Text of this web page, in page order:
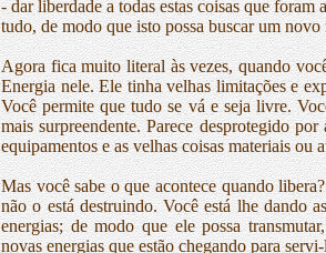
- dar liberdade a todas estas coisas que foram
tudo, de modo que isto possa buscar um
Agora fica muito literal às vezes, quando
Energia nele. Ele tinha velhas limitações e
Você permite que tudo se vá e seja livre.
mais surpreendente. Parece desprotegido
equipamentos e as velhas coisas materiais ou
Mas você sabe o que acontece quando
não o está destruindo. Você está lhe dando
energias; de modo que ele possa
novas energias que estão chegando para